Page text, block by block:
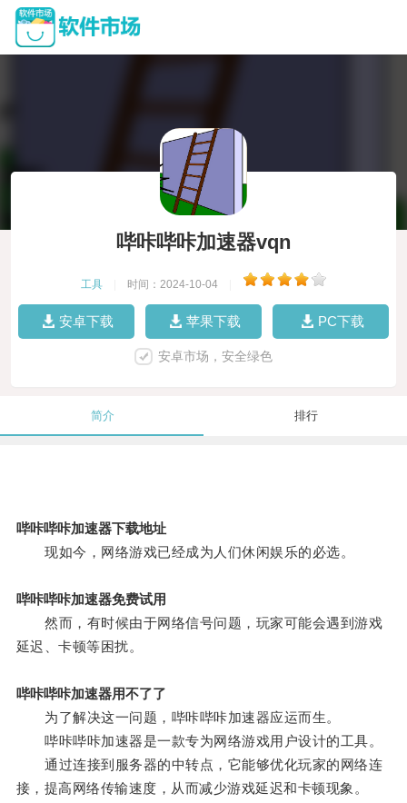
哔咔哔咔加速器vqn
工具 时间：2024-10-04
安卓下载 苹果下载 PC下载
安卓市场，安全绿色
简介 排行
哔咔哔咔加速器下载地址
现如今，网络游戏已经成为人们休闲娱乐的必选。
哔咔哔咔加速器免费试用
然而，有时候由于网络信号问题，玩家可能会遇到游戏
延迟、卡顿等困扰。
哔咔哔咔加速器用不了了
为了解决这一问题，哔咔哔咔加速器应运而生。
哔咔哔咔加速器是一款专为网络游戏用户设计的工具。
通过连接到服务器的中转点，它能够优化玩家的网络连
接，提高网络传输速度，从而减少游戏延迟和卡顿现象。